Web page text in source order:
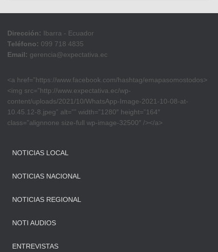
Dirección: Ibarra - Ecuador
Teléfono: 099 718 4835
Email: gerencia@expectativa.ec
<a href=”https://www.facebook.com/hashtag/emapasomostodos>
<img src=”http://www.expectativa.ec/wp-
content/uploads/2021/10/WhatsApp-Image-2021-10-08-at-
10.45.12-8.jpeg” alt=”” width=”1280″ height=”164″
class=”alignnone size-full wp-image-32500″ /></a>
NOTICIAS LOCAL
NOTICIAS NACIONAL
NOTICIAS REGIONAL
NOTI AUDIOS
ENTREVISTAS